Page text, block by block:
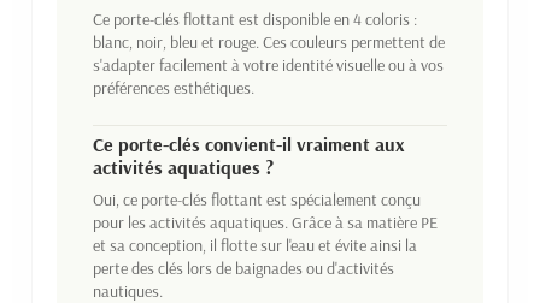
Ce porte-clés flottant est disponible en 4 coloris :
blanc, noir, bleu et rouge. Ces couleurs permettent de
s'adapter facilement à votre identité visuelle ou à vos
préférences esthétiques.
Ce porte-clés convient-il vraiment aux
activités aquatiques ?
Oui, ce porte-clés flottant est spécialement conçu
pour les activités aquatiques. Grâce à sa matière PE
et sa conception, il flotte sur l'eau et évite ainsi la
perte des clés lors de baignades ou d'activités
nautiques.